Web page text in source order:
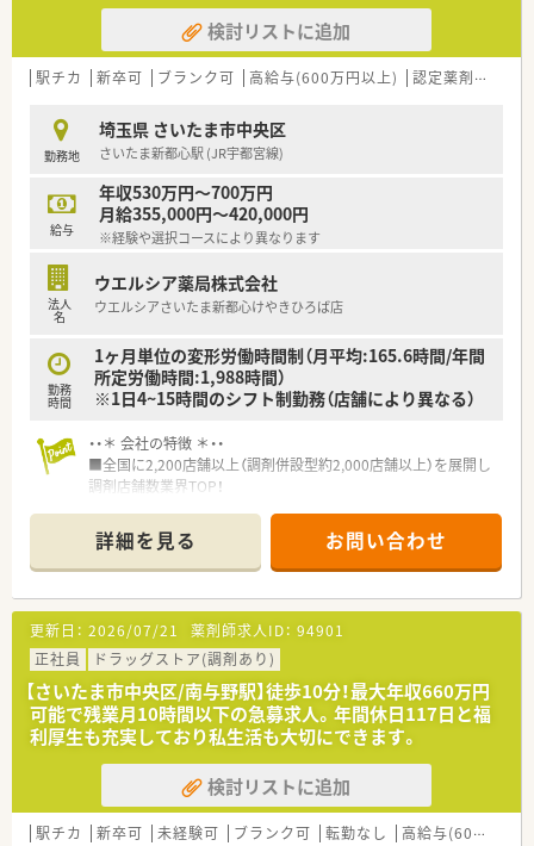
検討リストに追加
駅チカ 新卒可 ブランク可 高給与(600万円以上) 認定薬剤師取得支援あり
勤務地
埼玉県 さいたま市中央区
さいたま新都心駅 (JR宇都宮線)
給与
年収530万円～700万円
月給355,000円～420,000円
※経験や選択コースにより異なります
法人
名
ウエルシア薬局株式会社
ウエルシアさいたま新都心けやきひろば店
勤務
時間
1ヶ月単位の変形労働時間制（月平均:165.6時間/年間
所定労働時間:1,988時間）
※1日4~15時間のシフト制勤務（店舗により異なる）
・・＊ 会社の特徴 ＊・・
■全国に2,200店舗以上（調剤併設型約2,000店舗以上）を展開し
調剤店舗数業界TOP！
頑張り次第で高給与も可能！
■経験や勤務コースによりますが、経験の少ない方でも500万前
半スタートと業界TOP水準！
■職種や職域に合わせ、豊富な社内研修や外部組織と連携した研
修を用意されています
■薬剤師が中心の会社だからこそ活躍できるキャリアパスが多
種多様に用意されています。
■店舗拡大に伴い、エリアマネジャーや営業部長等のマネジメン
トのポジションも増えます。
■在宅や教育等の専門性を活かせるスペシャリストを目指すこ
とも可能です。
■その他にも、管理部門や商品部門等の本社スタッフなど活動領
域は多種多様です。
■在宅実施店舗は年々増加しており、在宅医療へもしっかりと関
わる事ができます。
詳細を見る お問い合わせ
更新日： 2026/07/21 薬剤師求人ID： 94901
正社員
ドラッグストア(調剤あり)
【さいたま市中央区/南与野駅】徒歩10分！最大年収660万円
可能で残業月10時間以下の急募求人。年間休日117日と福
利厚生も充実しており私生活も大切にできます。
検討リストに追加
駅チカ 新卒可 未経験可 ブランク可 転勤なし 高給与(600万円以上)